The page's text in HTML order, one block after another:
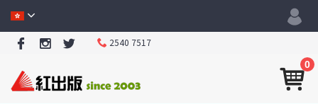
2540 7517
0